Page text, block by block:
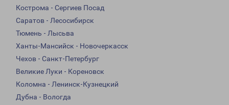
Кострома - Сергиев Посад
Саратов - Лесосибирск
Тюмень - Лысьва
Ханты-Мансийск - Новочеркасск
Чехов - Санкт-Петербург
Великие Луки - Кореновск
Коломна - Ленинск-Кузнецкий
Дубна - Вологда